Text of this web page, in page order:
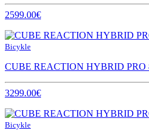
2599.00€
Bicykle
CUBE REACTION HYBRID PRO
3299.00€
Bicykle